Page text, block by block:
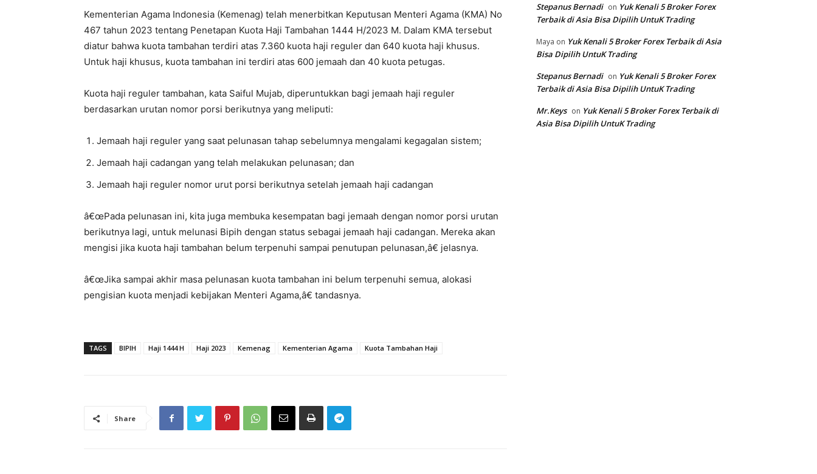
Kementerian Agama Indonesia (Kemenag) telah menerbitkan Keputusan Menteri Agama (KMA) No
467 tahun 2023 tentang Penetapan Kuota Haji Tambahan 1444 H/2023 M. Dalam KMA tersebut
diatur bahwa kuota tambahan terdiri atas 7.360 kuota haji reguler dan 640 kuota haji khusus.
Untuk haji khusus, kuota tambahan ini terdiri atas 600 jemaah dan 40 kuota petugas.
Kuota haji reguler tambahan, kata Saiful Mujab, diperuntukkan bagi jemaah haji reguler
berdasarkan urutan nomor porsi berikutnya yang meliputi:
Jemaah haji reguler yang saat pelunasan tahap sebelumnya mengalami kegagalan sistem;
Jemaah haji cadangan yang telah melakukan pelunasan; dan
Jemaah haji reguler nomor urut porsi berikutnya setelah jemaah haji cadangan
â€œPada pelunasan ini, kita juga membuka kesempatan bagi jemaah dengan nomor porsi urutan
berikutnya lagi, untuk melunasi Bipih dengan status sebagai jemaah haji cadangan. Mereka akan
mengisi jika kuota haji tambahan belum terpenuhi sampai penutupan pelunasan,â€ jelasnya.
â€œJika sampai akhir masa pelunasan kuota tambahan ini belum terpenuhi semua, alokasi
pengisian kuota menjadi kebijakan Menteri Agama,â€ tandasnya.
TAGS BIPIH Haji 1444 H Haji 2023 Kemenag Kementerian Agama Kuota Tambahan Haji
Share
Stepanus Bernadi on Yuk Kenali 5 Broker Forex
Terbaik di Asia Bisa Dipilih UntuK Trading
Maya on Yuk Kenali 5 Broker Forex Terbaik di Asia
Bisa Dipilih UntuK Trading
Stepanus Bernadi on Yuk Kenali 5 Broker Forex
Terbaik di Asia Bisa Dipilih UntuK Trading
Mr.Keys on Yuk Kenali 5 Broker Forex Terbaik di
Asia Bisa Dipilih UntuK Trading